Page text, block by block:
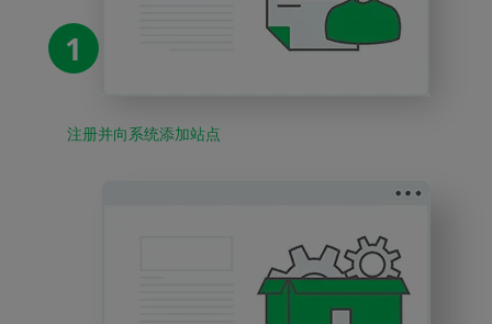
1
注册并向系统添加站点